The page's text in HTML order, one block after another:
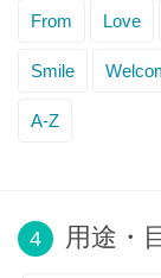
From Love
Smile
A-Z
4 用途・